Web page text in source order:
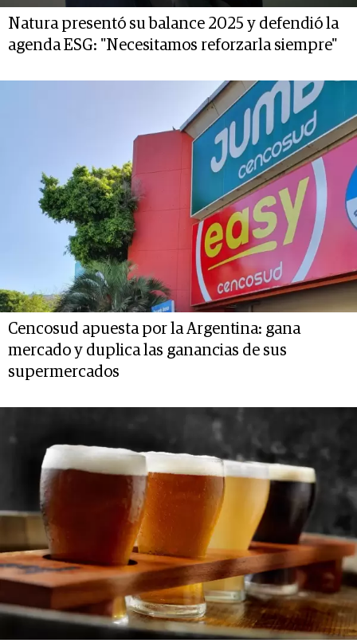
Natura presentó su balance 2025 y defendió la
agenda ESG: "Necesitamos reforzarla siempre"
Cencosud apuesta por la Argentina: gana
mercado y duplica las ganancias de sus
supermercados